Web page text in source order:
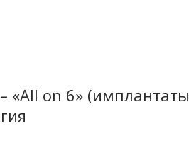
«All on 6» (имплантаты